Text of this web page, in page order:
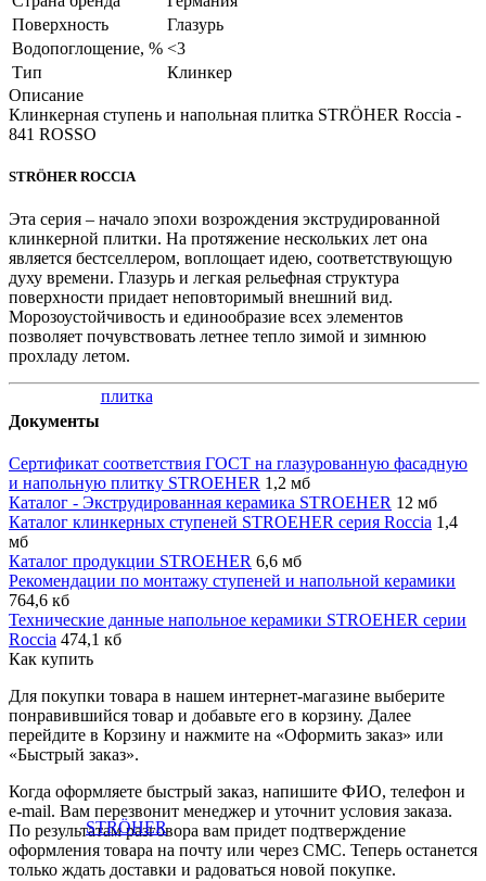
Поверхность
Глазурь
Водопоглощение, % <3
Тип
Клинкер
Описание
Клинкерная ступень и напольная плитка STRÖHER Roccia -
841 ROSSO
STRÖHER ROCCIA
Эта серия – начало эпохи возрождения экструдированной
клинкерной плитки. На протяжение нескольких лет она
является бестселлером, воплощает идею, соответствующую
духу времени. Глазурь и легкая рельефная структура
поверхности придает неповторимый внешний вид.
Морозоустойчивость и единообразие всех элементов
позволяет почувствовать летнее тепло зимой и зимнюю
прохладу летом.
Документы
Сертификат соответствия ГОСТ на глазурованную фасадную
и напольную плитку STROEHER 1,2 мб
Каталог - Экструдированная керамика STROEHER 12 мб
Каталог клинкерных ступеней STROEHER серия Roccia 1,4
мб
Каталог продукции STROEHER 6,6 мб
Рекомендации по монтажу ступеней и напольной керамики
764,6 кб
Технические данные напольное керамики STROEHER серии
Roccia 474,1 кб
Как купить
Для покупки товара в нашем интернет-магазине выберите
понравившийся товар и добавьте его в корзину. Далее
перейдите в Корзину и нажмите на «Оформить заказ» или
«Быстрый заказ».
Когда оформляете быстрый заказ, напишите ФИО, телефон и
e-mail. Вам перезвонит менеджер и уточнит условия заказа.
По результатам разговора вам придет подтверждение
оформления товара на почту или через СМС. Теперь останется
только ждать доставки и радоваться новой покупке.